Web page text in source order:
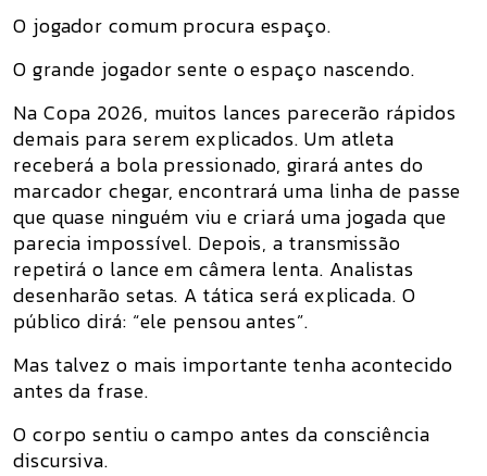
O jogador comum procura espaço.
O grande jogador sente o espaço nascendo.
Na Copa 2026, muitos lances parecerão rápidos
demais para serem explicados. Um atleta
receberá a bola pressionado, girará antes do
marcador chegar, encontrará uma linha de passe
que quase ninguém viu e criará uma jogada que
parecia impossível. Depois, a transmissão
repetirá o lance em câmera lenta. Analistas
desenharão setas. A tática será explicada. O
público dirá: “ele pensou antes”.
Mas talvez o mais importante tenha acontecido
antes da frase.
O corpo sentiu o campo antes da consciência
discursiva.